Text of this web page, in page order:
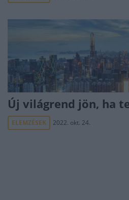
Új világrend jön, ha
ELEMZÉSEK 2022. okt. 24.